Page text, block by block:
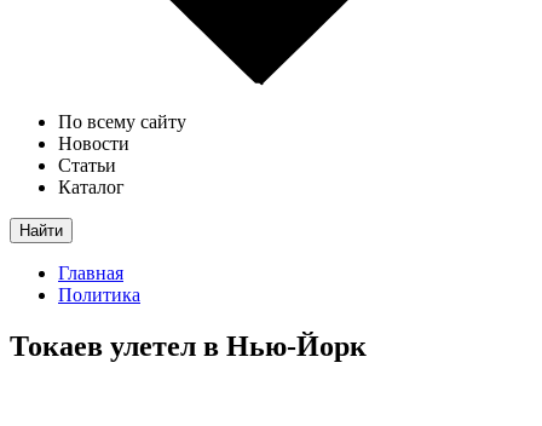
По всему сайту
Новости
Статьи
Каталог
Найти
Главная
Политика
Токаев улетел в Нью-Йорк